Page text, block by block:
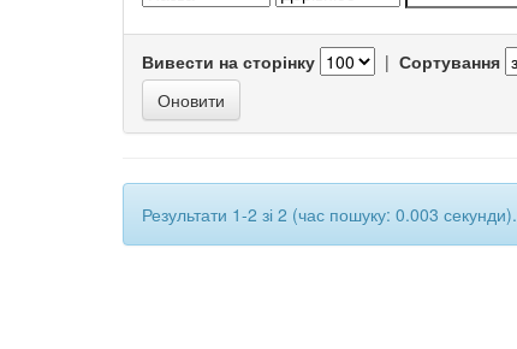
Вивести на сторінку | Сортування
Результати 1-2 зі 2 (час пошуку: 0.003 секунди).